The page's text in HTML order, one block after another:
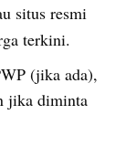
situs resmi
terkini.
(jika ada),
jika diminta